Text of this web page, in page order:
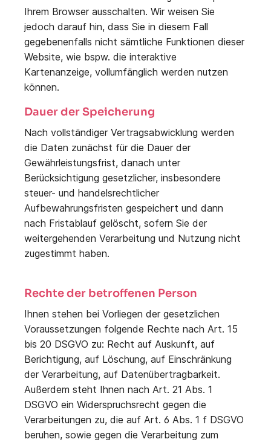
Ihrem Browser ausschalten. Wir weisen Sie
jedoch darauf hin, dass Sie in diesem Fall
gegebenenfalls nicht sämtliche Funktionen dieser
Website, wie bspw. die interaktive
Kartenanzeige, vollumfänglich werden nutzen
können.
Dauer der Speicherung
Nach vollständiger Vertragsabwicklung werden
die Daten zunächst für die Dauer der
Gewährleistungsfrist, danach unter
Berücksichtigung gesetzlicher, insbesondere
steuer- und handelsrechtlicher
Aufbewahrungsfristen gespeichert und dann
nach Fristablauf gelöscht, sofern Sie der
weitergehenden Verarbeitung und Nutzung nicht
zugestimmt haben.
Rechte der betroffenen Person
Ihnen stehen bei Vorliegen der gesetzlichen
Voraussetzungen folgende Rechte nach Art. 15
bis 20 DSGVO zu: Recht auf Auskunft, auf
Berichtigung, auf Löschung, auf Einschränkung
der Verarbeitung, auf Datenübertragbarkeit.
Außerdem steht Ihnen nach Art. 21 Abs. 1
DSGVO ein Widerspruchsrecht gegen die
Verarbeitungen zu, die auf Art. 6 Abs. 1 f DSGVO
beruhen, sowie gegen die Verarbeitung zum